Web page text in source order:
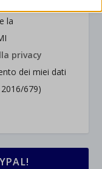
la
privacy
dei miei dati
679)
non sono stati